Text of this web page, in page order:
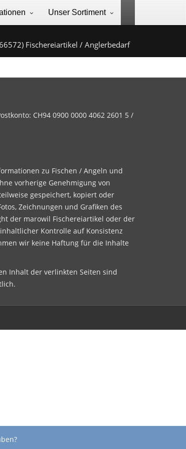
Unser Sortiment
Fischereiartikel / Anglerbedarf
CH94 0900 0000 4062 2601 5 /
zu Fischen / Angeln und
vorherige Genehmigung von
gespeichert, kopiert oder
Zeichnungen und Grafiken des
der marowil Fischereiartikel oder der
Kontrolle auf Konsistenz
wir keine Haftung für die Inhalte
Inhalt der verlinkten Seiten sind